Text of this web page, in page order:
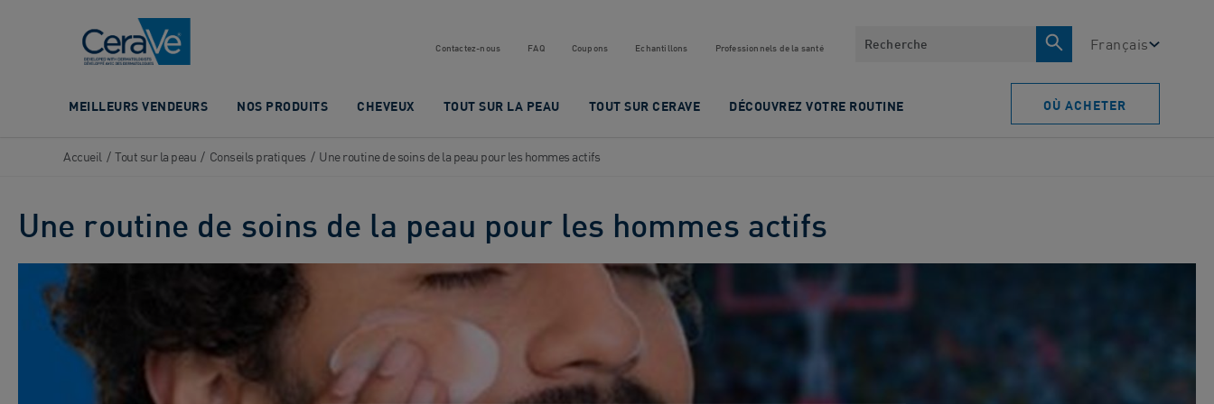
Contactez-nous FAQ Coupons Echantillons Professionnels de la santé
Recherche Français
MEILLEURS VENDEURS NOS PRODUITS CHEVEUX TOUT SUR LA PEAU TOUT SUR CERAVE DÉCOUVREZ VOTRE ROUTINE OÙ ACHETER
Accueil / Tout sur la peau / Conseils pratiques / Une routine de soins de la peau pour les hommes actifs
Une routine de soins de la peau pour les hommes actifs